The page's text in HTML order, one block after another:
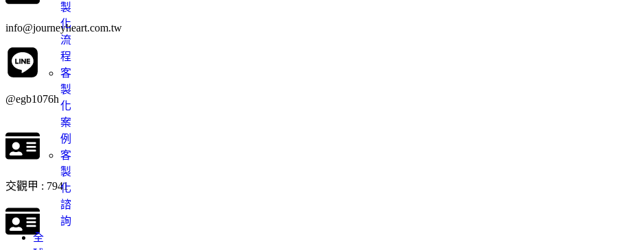
製
化
流
程
客
製
化
案
例
客
製
化
諮
詢
全
info@journeyheart.com.tw
@egb1076h
交觀甲 : 7941